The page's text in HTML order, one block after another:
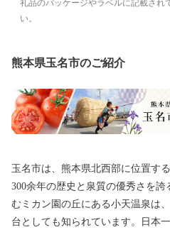
礼品のパッケージやラベルに記載され
い。
熊本県玉名市のご紹介
玉名市は、熊本県北西部に位置する
300余年の歴史と泉質の優秀さを
むミカン園の丘にある小天温泉は
台としても知られています。日本